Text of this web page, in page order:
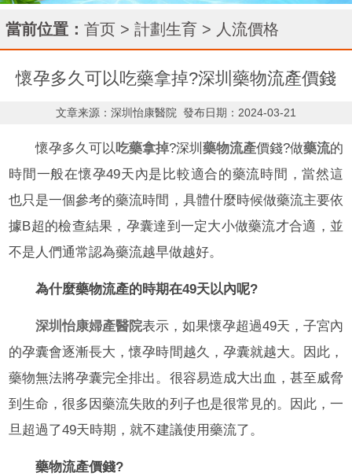
當前位置： 首页 > 計劃生育 > 人流價格
懷孕多久可以吃藥拿掉?深圳藥物流產價錢
文章来源：深圳怡康醫院 發布日期：2024-03-21
懷孕多久可以吃藥拿掉?深圳 藥物流產價錢?做藥流的
時間一般在懷孕49天內是比較適合的藥流時間，當然這
也只是一個參考的藥流時間，具體什麼時候做藥流主要依
據B超的檢查結果，孕囊達到一定大小做藥流才合適，並
不是人們通常認為藥流越早做越好。
為什麼藥物流產的時期在49天以內呢?
深圳怡康婦產醫院表示，如果懷孕超過49天，子宮內
的孕囊會逐漸長大，懷孕時間越久，孕囊就越大。因此，
藥物無法將孕囊完全排出。很容易造成大出血，甚至威脅
到生命，很多因藥流失敗的列子也是很常見的。因此，一
旦超過了49天時期，就不建議使用藥流了。
藥物流產價錢?